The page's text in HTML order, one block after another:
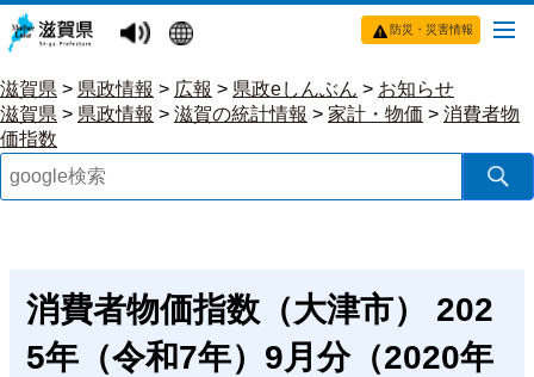
防災・災害情報
滋賀県 > 県政情報 > 広報 > 県政eしんぶん > お知らせ
滋賀県 > 県政情報 > 滋賀の統計情報 > 家計・物価 > 消費者物
価指数
消費者物価指数（大津市） 202
5年（令和7年）9月分（2020年